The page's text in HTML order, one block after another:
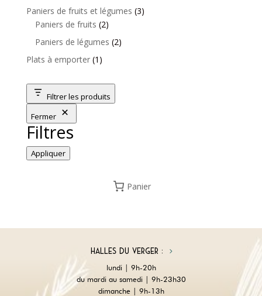
Paniers de fruits et légumes 33
Paniers de fruits 22
produits
Paniers de légumes 22
Plats à emporter 1 1
Filtrer les produits
Fermer
Filtres
Appliquer
Panier
Halles du Verger :
lundi | 9h-20h
du mardi au samedi | 9h-23h30
dimanche | 9h-13h